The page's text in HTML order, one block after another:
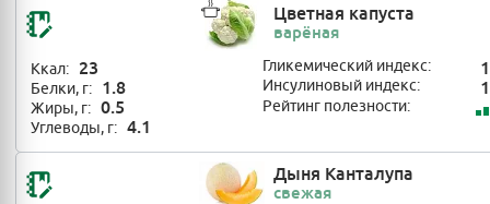
Цветная капуста
варёная
Ккал: 23
Белки, г: 1.8
Жиры, г: 0.5
Углеводы, г: 4.1
Гликемический индекс:
Инсулиновый индекс:
Рейтинг полезности:
Дыня Канталупа
свежая